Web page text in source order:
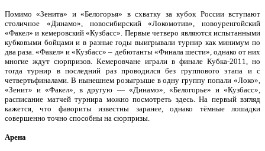
Помимо «Зенита» и «Белогорья» в схватку за кубок России вступают
столичное «Динамо», новосибирский «Локомотив», новоуренгойский
«Факел» и кемеровский «Кузбасс». Первые четверо являются испытанными
кубковыми бойцами и в разные годы выигрывали турнир как минимум по
два раза. «Факел» и «Кузбасс» – дебютанты «Финала шести», однако от них
многие ждут сюрпризов. Кемеровчане играли в финале Кубка-2011, но
тогда турнир в последний раз проводился без группового этапа и с
четвертьфиналами. В нынешнем розыгрыше в одну группу попали «Локо»,
«Зенит» и «Факел», в другую — «Динамо», «Белогорье» и «Кузбасс»,
расписание матчей турнира можно посмотреть здесь. На первый взгляд
кажется, что фавориты известны заранее, однако тёмные лошадки
совершенно точно способны на сюрпризы.
Арена